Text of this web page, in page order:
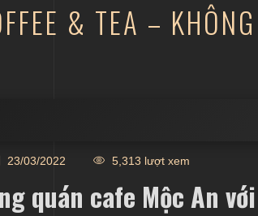
& TEA –
23/03/2022 5,313 lượt xem
quán cafe Mộc An